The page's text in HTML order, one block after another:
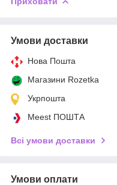
Умови доставки
Нова Пошта
Магазини Rozetka
Укрпошта
Meest ПОШТА
Всі умови доставки
Умови оплати